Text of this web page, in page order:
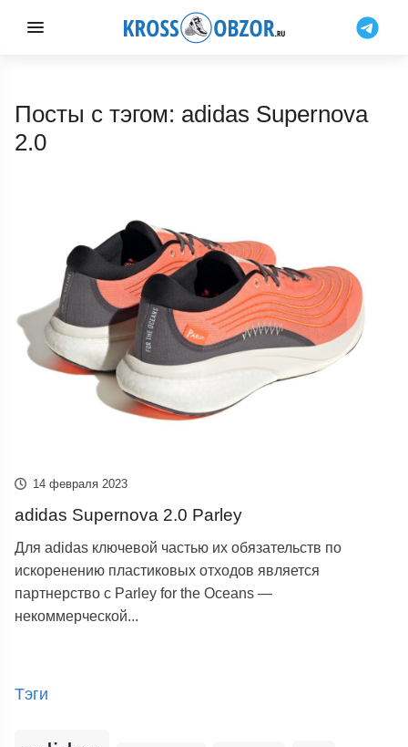
Посты с тэгом: adidas Supernova
2.0
14 февраля 2023
adidas Supernova 2.0 Parley
Для adidas ключевой частью их обязательств по
искоренению пластиковых отходов является
партнерство с Parley for the Oceans —
некоммерческой...
Тэги